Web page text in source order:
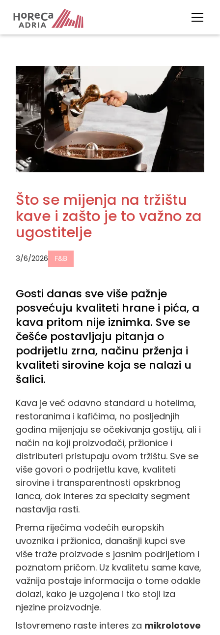
Što se mijenja na tržištu
kave i zašto je to važno za
ugostitelje
3/6/2026 F&B
Gosti danas sve više pažnje
posvećuju kvaliteti hrane i pića, a
kava pritom nije iznimka. Sve se
češće postavljaju pitanja o
podrijetlu zrna, načinu prženja i
kvaliteti sirovine koja se nalazi u
šalici.
Kava je već odavno standard u hotelima,
restoranima i kafićima, no posljednjih
godina mijenjaju se očekivanja gostiju, ali i
način na koji proizvođači, pržionice i
distributeri pristupaju ovom tržištu. Sve se
više govori o podrijetlu kave, kvaliteti
sirovine i transparentnosti opskrbnog
lanca, dok interes za specialty segment
nastavlja rasti.
Prema riječima vodećih europskih
uvoznika i pržionica, današnji kupci sve
više traže proizvode s jasnim podrijetlom i
poznatom pričom. Uz kvalitetu same kave,
važnija postaje informacija o tome odakle
dolazi, kako je uzgojena i tko stoji iza
njezine proizvodnje.
Istovremeno raste interes za mikrolotove